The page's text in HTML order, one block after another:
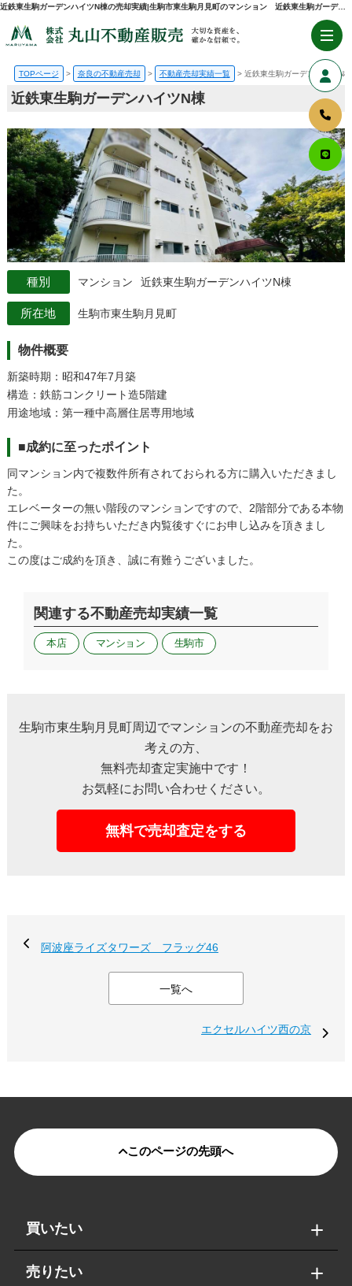
近鉄東生駒ガーデンハイツN棟の売却実績|生駒市東生駒月見町のマンション 近鉄東生駒ガーデンハイツN棟 | 奈良県（奈良市・生駒市・大和郡山市）の不動産売却・購入のことなら株式会社丸山不動産販売
TOPページ 奈良の不動産売却 不動産売却実績一覧 近鉄東生駒ガーデンハイツN棟
近鉄東生駒ガーデンハイツN棟
マンション 近鉄東生駒ガーデンハイツN棟
生駒市東生駒月見町
物件概要
新築時期：昭和47年7月築
構造：鉄筋コンクリート造5階建
用途地域：第一種中高層住居専用地域
■成約に至ったポイント
同マンション内で複数件所有されておられる方に購入いただきまし
た。
エレベーターの無い階段のマンションですので、2階部分である本物
件にご興味をお持ちいただき内覧後すぐにお申し込みを頂きまし
た。
この度はご成約を頂き、誠に有難うございました。
関連する不動産売却実績一覧
本店 マンション 生駒市
生駒市東生駒月見町周辺でマンションの不動産売却をお
考えの方、
無料売却査定実施中です！
お気軽にお問い合わせください。
無料で売却査定をする
阿波座ライズタワーズ フラッグ46
一覧へ
エクセルハイツ西の京
このページの先頭へ
買いたい
売りたい